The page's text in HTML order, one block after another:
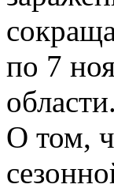
по 7
области.
О том,